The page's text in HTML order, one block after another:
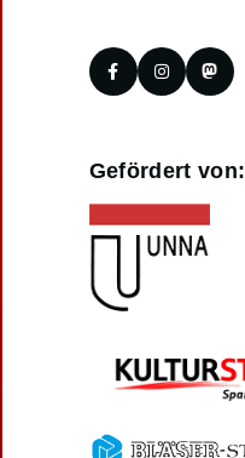
Gefördert von: